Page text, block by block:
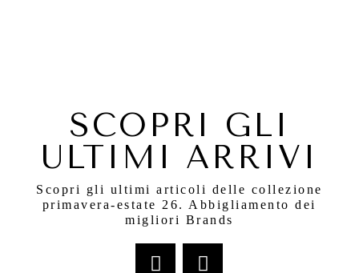
SCOPRI GLI
ULTIMI ARRIVI
Scopri gli ultimi articoli delle collezione
primavera-estate 26. Abbigliamento dei
migliori Brands